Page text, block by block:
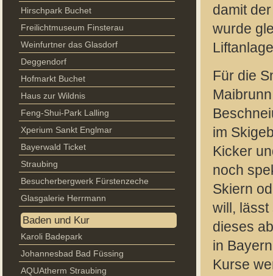
Hirschpark Buchet
Freilichtmuseum Finsterau
Weinfurtner das Glasdorf
Deggendorf
Hofmarkt Buchet
Haus zur Wildnis
Feng-Shui-Park Lalling
Xperium Sankt Englmar
Bayerwald Ticket
Straubing
Besucherbergwerk Fürstenzeche
Glasgalerie Herrmann
Baden und Kur
Karoli Badepark
Johannesbad Bad Füssing
AQUAtherm Straubing
damit
wurde
Für die
im
Kicker
noch
Skiern
will, lässt
dieses
in
Kurse